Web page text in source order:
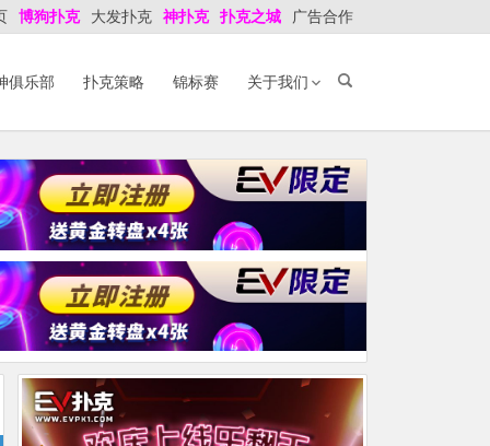
博狗扑克 大发扑克 神扑克 扑克之城 广告合作
俱乐部 扑克策略 锦标赛 关于我们